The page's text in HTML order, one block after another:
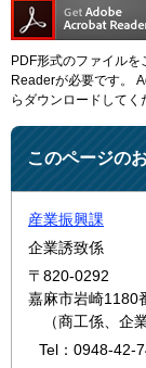
PDF形式のファイル
Readerが必要です。
らダウンロードしてく
このページの
産業振興課
企業誘致係
〒820-0292
嘉麻市岩崎1180
（商工係、企
Tel：0948-42-